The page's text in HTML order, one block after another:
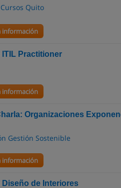
Quito
información
Practitioner
información
Organizaciones
Gestión Sostenible
información
de Interiores